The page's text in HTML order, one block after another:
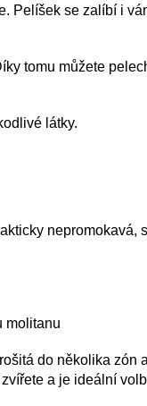
Pelíšek se zalíbí i
tomu můžete
látky.
nepromokavá,
molitanu
do několika zón
a je ideální